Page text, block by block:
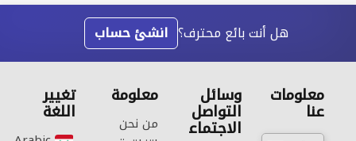
هل أنت بائع محترف؟ انشئ حساب
معلومات
عنا
وسائل
التواصل
الاجتماع
معلومة
من نحن
تغيير
اللغة